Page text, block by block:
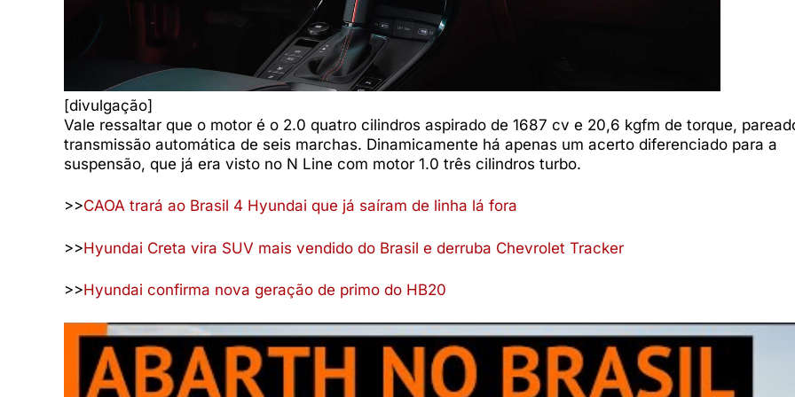
[divulgação]
Vale ressaltar que o motor é o 2.0 quatro cilindros aspirado de 1687 cv e 20,6 kgfm de torque,
transmissão automática de seis marchas. Dinamicamente há apenas um acerto diferenciado para a
suspensão, que já era visto no N Line com motor 1.0 três cilindros turbo.
>>CAOA trará ao Brasil 4 Hyundai que já saíram de linha lá fora
>>Hyundai Creta vira SUV mais vendido do Brasil e derruba Chevrolet Tracker
>>Hyundai confirma nova geração de primo do HB20